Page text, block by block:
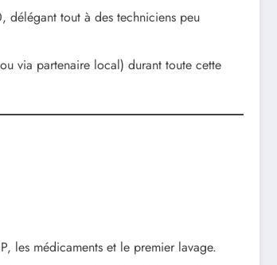
délégant tout à des techniciens peu
via partenaire local) durant toute cette
les médicaments et le premier lavage.